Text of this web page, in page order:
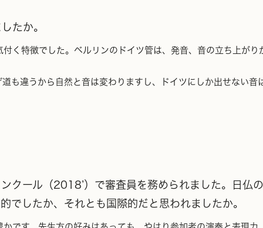
たか。
特徴でした。ベルリンのドイツ管は、発音、音の立ち上が
違うから自然と音は変わりますし、ドイツにしか出せない音
ール（2018’）で審査員を務められました。日仏
でしたか、それとも国際的だと思われましたか。